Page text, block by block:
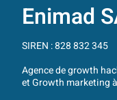
Enimad
SIREN : 828 832 345
Agence de growth
et Growth marketing